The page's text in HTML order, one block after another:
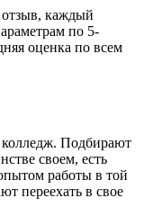
отзыв, каждый
по 5-
оценка по всем
Подбирают
своем, есть
работы в той
переехать в свое